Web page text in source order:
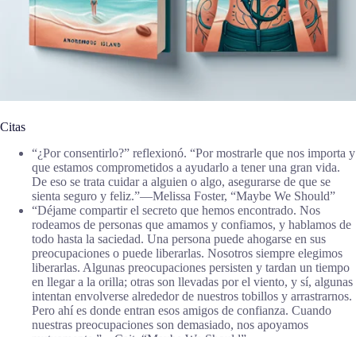
Citas
“¿Por consentirlo?” reflexionó. “Por mostrarle que nos importa y
que estamos comprometidos a ayudarlo a tener una gran vida.
De eso se trata cuidar a alguien o algo, asegurarse de que se
sienta seguro y feliz.”―Melissa Foster, “Maybe We Should”
“Déjame compartir el secreto que hemos encontrado. Nos
rodeamos de personas que amamos y confiamos, y hablamos de
todo hasta la saciedad. Una persona puede ahogarse en sus
preocupaciones o puede liberarlas. Nosotros siempre elegimos
liberarlas. Algunas preocupaciones persisten y tardan un tiempo
en llegar a la orilla; otras son llevadas por el viento, y sí, algunas
intentan envolverse alrededor de nuestros tobillos y arrastrarnos.
Pero ahí es donde entran esos amigos de confianza. Cuando
nuestras preocupaciones son demasiado, nos apoyamos